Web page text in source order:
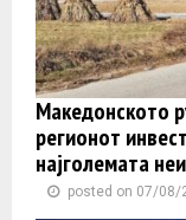
Македонското
регионот
најголемата
posted on 07/08/